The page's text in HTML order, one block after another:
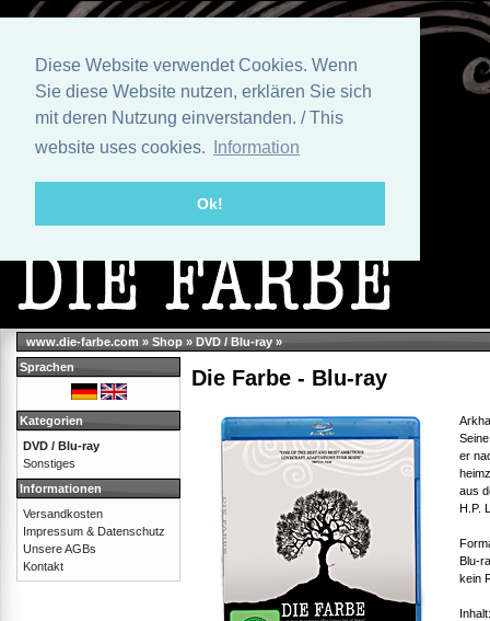
Diese Website verwendet Cookies. Wenn
Sie diese Website nutzen, erklären Sie sich
mit deren Nutzung einverstanden. / This
website uses cookies.
Information
Ok!
www.die-farbe.com » Shop » DVD / Blu-ray »
Die Farbe - Blu-ray
er
aus
H.P.
Blu-
kein
Inhalt:
Sprachen
Kategorien
DVD / Blu-ray
Sonstiges
Informationen
Versandkosten
Impressum & Datenschutz
Unsere AGBs
Kontakt